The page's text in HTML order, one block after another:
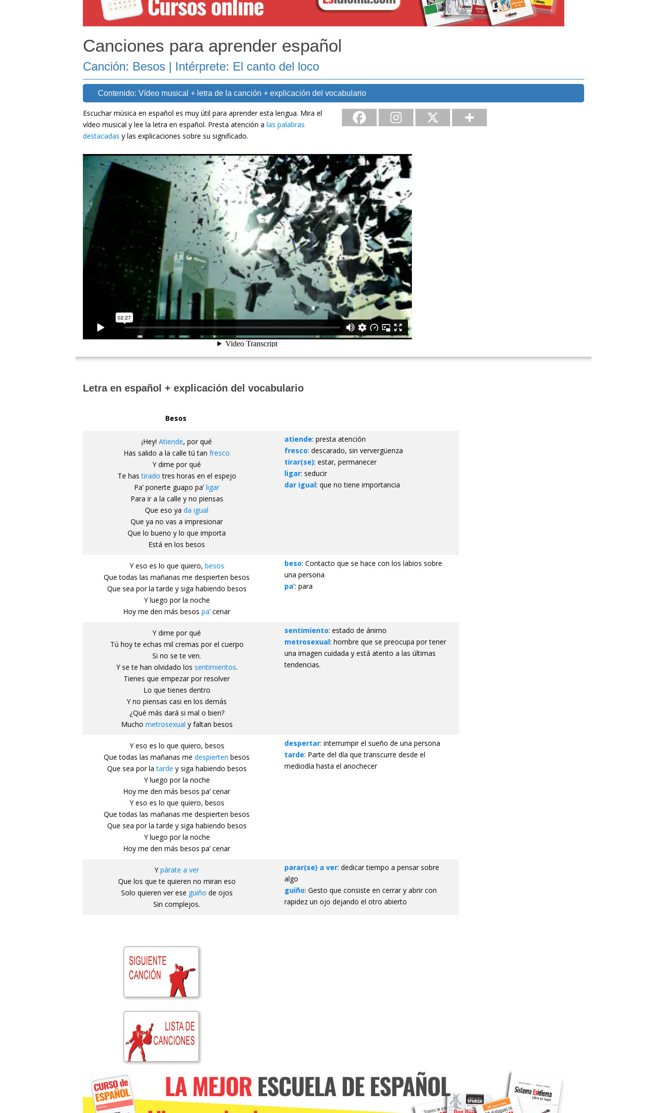
Canciones para aprender español
Canción: Besos | Intérprete: El canto del loco
Contenido: Vídeo musical + letra de la canción + explicación del vocabulario
Escuchar música en español es muy útil para aprender esta lengua. Mira el
vídeo musical y lee la letra en español. Presta atención a las palabras
destacadas y las explicaciones sobre su significado.
[wp-video-floater]
Letra en español + explicación del vocabulario
Besos
¡Hey!Atiende, por qué
Has salido a la calle tú tanfresco
Y dime por qué
Te hastirado tres horas en el espejo
Pa’ ponerte guapo pa’ligar
Para ir a la calle y no piensas
Que eso yada igual
Que ya no vas a impresionar
Que lo bueno y lo que importa
Está en los besos
atiende: presta atención
fresco: descarado, sin ververgüenza
tirar(se): estar, permanecer
ligar: seducir
dar igual: que no tiene importancia
Y eso es lo que quiero, besos
Que todas las mañanas me despierten besos
Que sea por la tarde y siga habiendo besos
Y luego por la noche
Hoy me den más besospa’ cenar
beso: Contacto que se hace con los labios sobre
una persona
pa’: para
Y dime por qué
Tú hoy te echas mil cremas por el cuerpo
Si no se te ven.
Y se te han olvidado los sentimientos.
Tienes que empezar por resolver
Lo que tienes dentro
Y no piensas casi en los demás
¿Qué más dará si mal o bien?
Mucho metrosexual y faltan besos
sentimiento: estado de ánimo
metrosexual: hombre que se preocupa por tener
una imagen cuidada y está atento a las últimas
tendencias.
Y eso es lo que quiero, besos
Que todas las mañanas medespierten besos
Que sea por latarde y siga habiendo besos
Y luego por la noche
Hoy me den más besos pa’ cenar
Y eso es lo que quiero, besos
Que todas las mañanas me despierten besos
Que sea por la tarde y siga habiendo besos
Y luego por la noche
Hoy me den más besos pa’ cenar
despertar: interrumpir el sueño de una persona
tarde: Parte del día que transcurre desde el
mediodía hasta el anochecer
Ypárate a ver
Que los que te quieren no miran eso
Solo quieren ver ese guiño de ojos
Sin complejos.
parar(se) a ver: dedicar tiempo a pensar sobre
algo
guiño: Gesto que consiste en cerrar y abrir con
rapidez un ojo dejando el otro abierto